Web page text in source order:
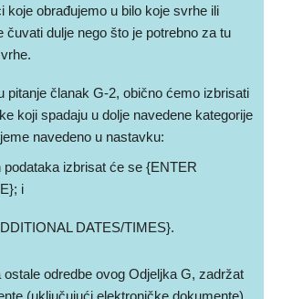
koje obrađujemo u bilo koje svrhe ili
čuvati dulje nego što je potrebno za tu
pitanje članak G-2, obično ćemo izbrisati
koji spadaju u dolje navedene kategorije
navedeno u nastavku:
podataka izbrisat će se {ENTER
i
DATES/TIMES}.
ostale odredbe ovog Odjeljka G, zadržat
(uključujući elektroničke dokumente)